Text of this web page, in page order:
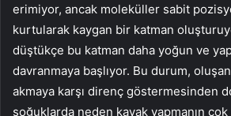
erimiyor, ancak moleküller sabit
kurtularak kaygan bir katman
düştükçe bu katman daha yoğun ve
davranmaya başlıyor. Bu durum,
akmaya karşı direnç göstermesinden
soğuklarda neden kayak yapmanın